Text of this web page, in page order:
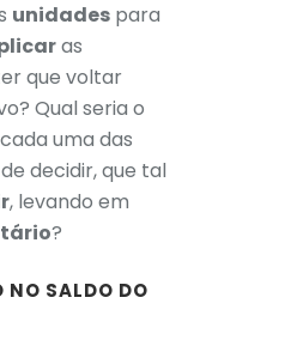
unidades para
as
que voltar
Qual seria o
uma das
decidir, que tal
, levando em
?
NO SALDO DO